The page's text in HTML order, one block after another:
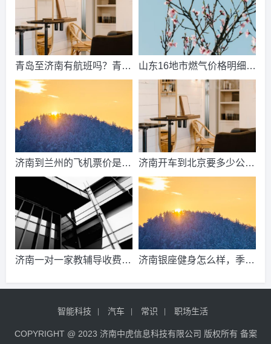
青岛至济南有航班吗？青岛
到济南的高铁票多钱？
山东16地市燃气价格明细？
2021山东天然气费收费标
济南到兰州的飞机票价是多
少？济南到兰州飞机要多
久？
济南开车到北京要多少公
里、时间、过路费、油钱？
济南一对一家教辅导收费情
济南银座健身怎么样，季
宜的地方呢？
智能科技 汽车 常识 职场生活
COPYRIGHT @ 2023 济南中虎信息科技有限公司 版权所有 备案